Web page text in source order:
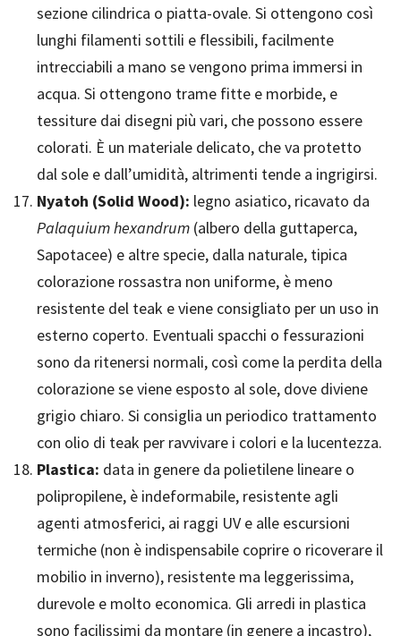
sezione cilindrica o piatta-ovale. Si ottengono così
lunghi filamenti sottili e flessibili, facilmente
intrecciabili a mano se vengono prima immersi in
acqua. Si ottengono trame fitte e morbide, e
tessiture dai disegni più vari, che possono essere
colorati. È un materiale delicato, che va protetto
dal sole e dall’umidità, altrimenti tende a ingrigirsi.
Nyatoh (Solid Wood): legno asiatico, ricavato da
Palaquium hexandrum (albero della guttaperca,
Sapotacee) e altre specie, dalla naturale, tipica
colorazione rossastra non uniforme, è meno
resistente del teak e viene consigliato per un uso in
esterno coperto. Eventuali spacchi o fessurazioni
sono da ritenersi normali, così come la perdita della
colorazione se viene esposto al sole, dove diviene
grigio chiaro. Si consiglia un periodico trattamento
con olio di teak per ravvivare i colori e la lucentezza.
Plastica: data in genere da polietilene lineare o
polipropilene, è indeformabile, resistente agli
agenti atmosferici, ai raggi UV e alle escursioni
termiche (non è indispensabile coprire o ricoverare il
mobilio in inverno), resistente ma leggerissima,
durevole e molto economica. Gli arredi in plastica
sono facilissimi da montare (in genere a incastro),